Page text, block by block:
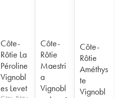
Côte-
Rôtie La
Péroline
Vignobl
es Levet
Côte-
Rôtie
Maestri
a
Vignobl
Côte-
Rôtie
Améthys
te
Vignobl